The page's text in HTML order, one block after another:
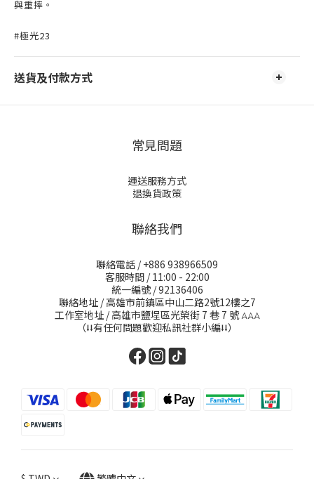
與重摔。
#極光23
送貨及付款方式
常見問題
運送服務方式
退換貨政策
聯絡我們
聯絡電話 / +886 938966509
客服時間 / 11:00 - 22:00
統一編號 / 92136406
聯絡地址 / 高雄市前鎮區中山二路2號12樓之7
工作室地址 / 高雄市鹽埕區光榮街 7 巷 7 號𖤂𖤂𖤂
（⭣⭣有任何問題歡迎私訊社群小編⭣⭣）